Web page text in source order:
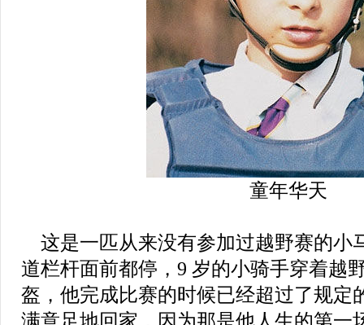
童年华天
这是一匹从来没有参加过越野赛的小
道栏杆面前都停，9 岁的小骑手穿着越
盔，他完成比赛的时候已经超过了规定